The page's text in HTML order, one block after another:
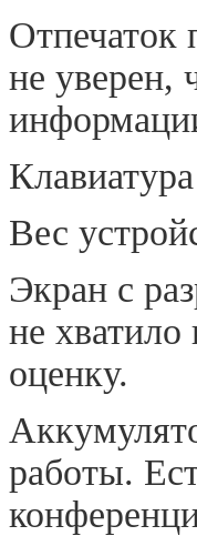
Отпечаток
не уверен,
Вес
Экран с
не хватило
оценку.
работы.